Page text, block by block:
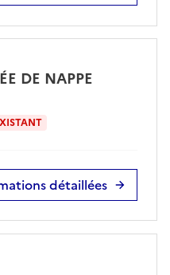
DE NAPPE
détaillées